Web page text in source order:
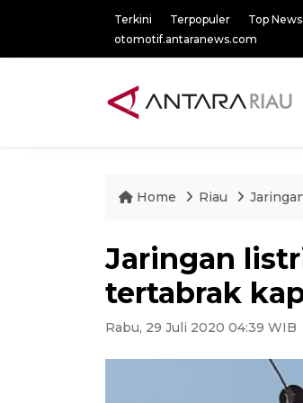
Terkini Terpopuler Top News
otomotif.antaranews.com
Home Riau
Jaringan
tertabrak
Rabu, 29 Juli 2020 04:39 WIB